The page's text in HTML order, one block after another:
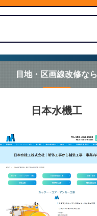
目地・区画線改修なら
日本水機工